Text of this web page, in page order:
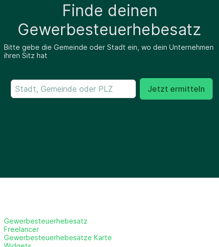
Finde deinen
Gewerbesteuerhebesatz
Bitte gebe die Gemeinde oder Stadt ein, wo dein Unternehmen
ihren Sitz hat
Jetzt ermitteln
Gewerbesteuerhebesatz
Freelancer
Gewerbesteuerhebesätze Karte